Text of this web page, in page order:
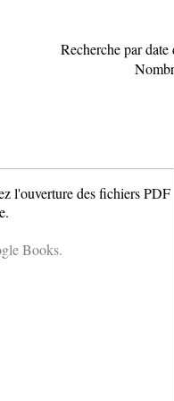
Recherche par
l'ouverture des fichiers PDF
Books.